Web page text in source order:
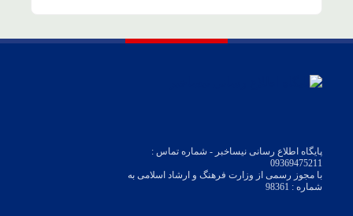
پایگاه اطلاع رسانی نیساخبر - شماره تماس :
09369475211
با مجوز رسمی از وزارت فرهنگ و ارشاد اسلامی به
شماره : 98361